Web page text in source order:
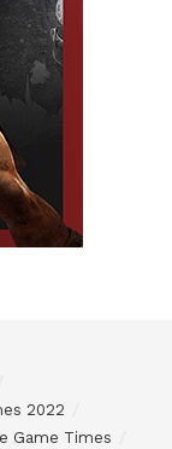
2022
Game Times